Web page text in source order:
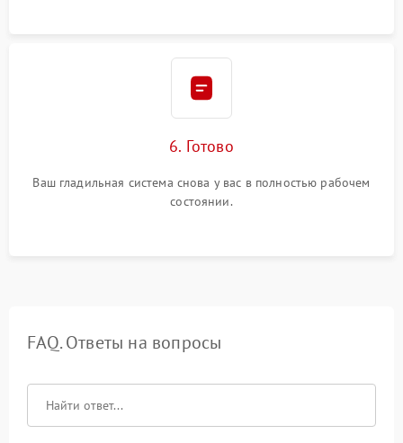
6. Готово
Ваш гладильная система снова у вас в полностью рабочем
состоянии.
FAQ. Ответы на вопросы